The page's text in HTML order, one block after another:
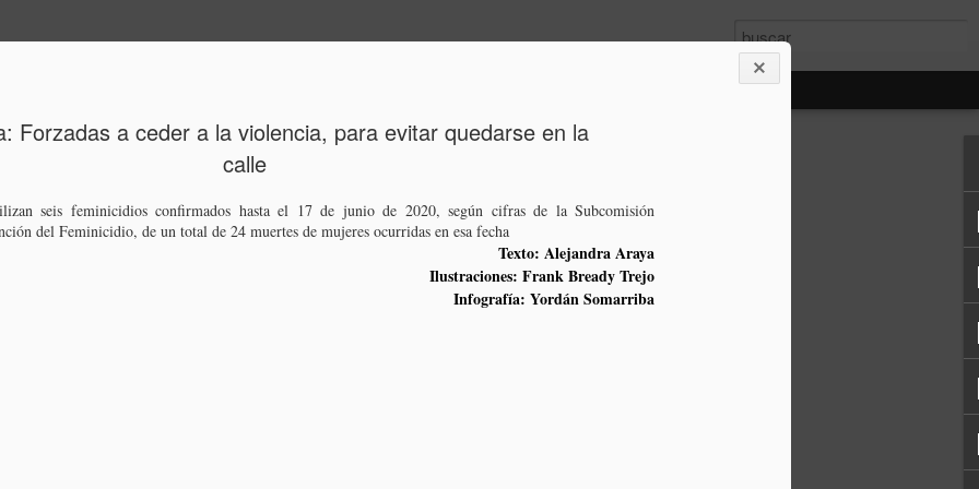
Forzadas a ceder a la violencia, para evitar quedarse en la
calle
seis feminicidios confirmados hasta el 17 de junio de 2020, según cifras de la Subcomisión
del Feminicidio, de un total de 24 muertes de mujeres ocurridas en esa fecha
Texto: Alejandra Araya
Ilustraciones: Frank Bready Trejo
Infografía: Yordán Somarriba
4 señoríos"
de un Estado ciego